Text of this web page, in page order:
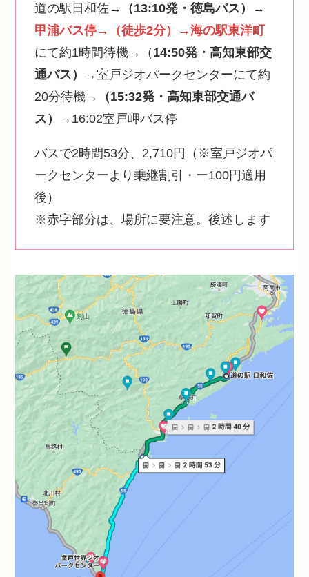
道の駅日和佐→ （13:10発・徳島バス）
→
甲浦バス停→（徒歩2分）→海の駅東洋町
にて約1時間待機→（ 14:50発・高知東部交
通バス）
→室戸ジオパークセンターにて約
20分待機→
（15:32発・高知東部交通バ
ス）
→16:02室戸岬バス停
バスで2時間53分、2,710円（※室戸ジオパ
ークセンターより乗継割引・ー100円適用
後）
※赤字部分は、場所に要注意。後述します